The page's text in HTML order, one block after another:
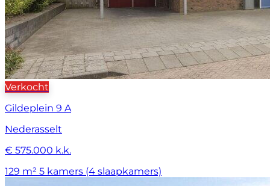
Verkocht
Gildeplein 9 A
Nederasselt
€ 575.000 k.k.
129 m² 5 kamers (4 slaapkamers)